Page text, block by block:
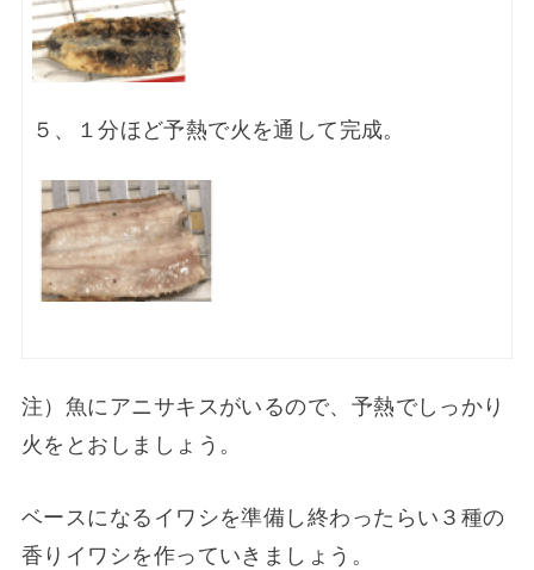
５、１分ほど予熱で火を通して完成。
注）魚にアニサキスがいるので、予熱でしっかり
火をとおしましょう。
ベースになるイワシを準備し終わったらい３種の
香りイワシを作っていきましょう。